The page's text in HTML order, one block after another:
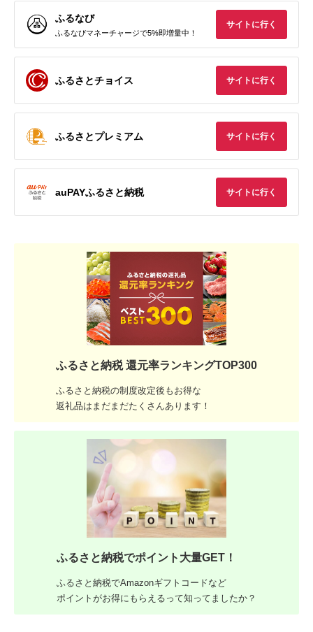
ふるなび
ふるなびマネーチャージで5%即増量中！
サイトに行く
ふるさとチョイス サイトに行く
ふるさとプレミアム サイトに行く
auPAYふるさと納税 サイトに行く
ふるさと納税 還元率ランキングTOP300
ふるさと納税の制度改定後もお得な
返礼品はまだまだたくさんあります！
ふるさと納税でポイント大量GET！
ふるさと納税でAmazonギフトコードなど
ポイントがお得にもらえるって知ってましたか？